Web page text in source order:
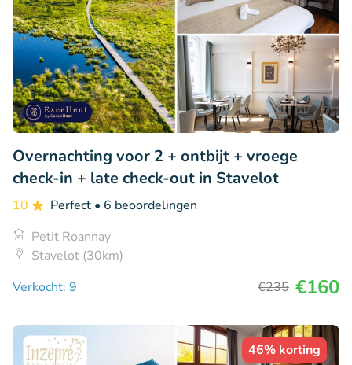
Overnachting voor 2 + ontbijt + vroege
check-in + late check-out in Stavelot
10 Perfect • 6 beoordelingen
Petit Roannay
Stavelot (30km)
Verkocht: 9
€235 €160
46% korting